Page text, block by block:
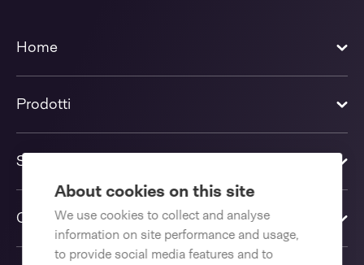
About cookies on this site
We use cookies to collect and analyse
information on site performance and usage,
to provide social media features and to
Home
Prodotti
Soluzioni
Contattaci